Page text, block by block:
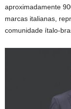
aproximadamente
marcas italianas,
comunidade ítalo-